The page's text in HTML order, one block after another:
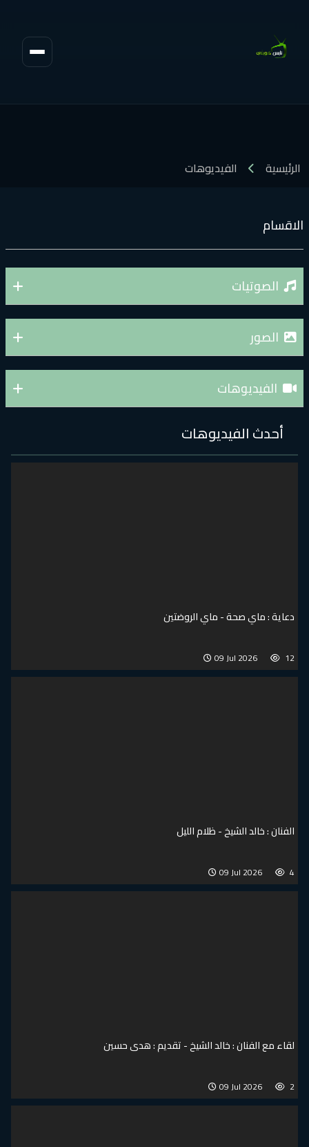
الرئيسية الفيديوهات
الصوتيات
الصور
الفيديوهات
أحدث الفيديوهات
دعاية : ماي صحة - ماي الروضتين
12
09 Jul 2026
الفنان : خالد الشيخ - ظلام الليل
09 Jul 2026
لقاء مع الفنان : خالد الشيخ - تقديم : هدى حسين
09 Jul 2026